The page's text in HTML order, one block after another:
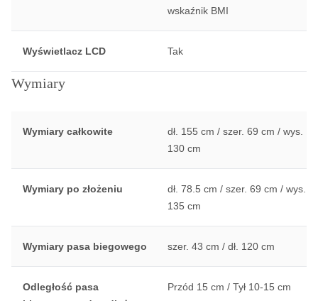
wskaźnik BMI
Wyświetlacz LCD Tak
Wymiary
Wymiary całkowite
dł. 155 cm / szer. 69 cm / wys.
130 cm
Wymiary po złożeniu
dł. 78.5 cm / szer. 69 cm / wys.
135 cm
Wymiary pasa biegowego szer. 43 cm / dł. 120 cm
Odległość pasa
Przód 15 cm / Tył 10-15 cm